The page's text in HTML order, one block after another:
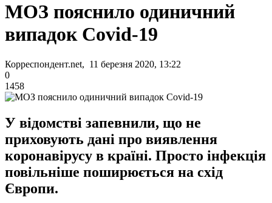
МОЗ пояснило одиничний
випадок Covid-19
Корреспондент.net, 11 березня 2020, 13:22
0
1458
У відомстві запевнили, що не
приховують дані про виявлення
коронавірусу в країні. Просто інфекція
повільніше поширюється на схід
Європи.